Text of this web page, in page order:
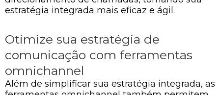
estratégia integrada mais eficaz e ágil.
Otimize sua estratégia de
comunicação com ferramentas
omnichannel
Além de simplificar sua estratégia integrada, as